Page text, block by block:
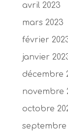
avril 2023
mars 2023
février
janvier
décembre
novembre
octobre
septembre